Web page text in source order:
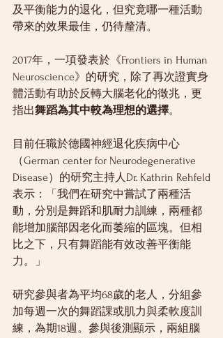
及平衡能力的退化，但究竟哪一種活動
帶來的效果最佳，仍待釐清。
2017年，一項發表於《Frontiers in Human
Neuroscience》的研究，除了再次證實身
體活動有助於反轉大腦老化的徵兆，更
指出舞蹈為其中較為理想的選擇。
目前任職於德國神經退化疾病中心
（German center for Neurodegenerative
Disease）的研究主持人Dr. Kathrin Rehfeld
表示：「我們在研究中嘗試了兩種活
動，分別是舞蹈和肌耐力訓練，兩種都
能增加腦部因老化而萎縮的區塊。但相
比之下，只有舞蹈能有效改善平衡能
力。」
研究參與者為平均68歲的老人，分組參
加每週一次的舞蹈課或肌力與柔軟度訓
練，為期18週。參與後測顯示，兩組腦